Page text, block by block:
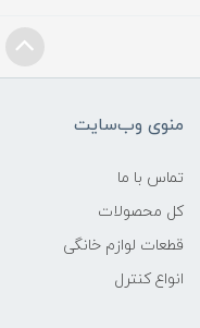
منوی وب‌سایت
تماس با ما
کل محصولات
قطعات لوازم خانگی
انواع کنترل